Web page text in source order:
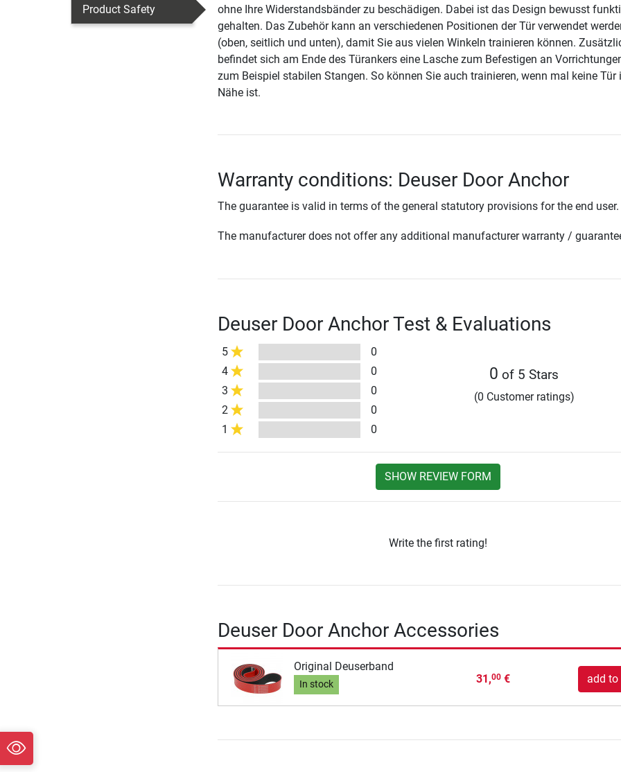
Product Safety
ohne Ihre Widerstandsbänder zu beschädigen. Dabei ist das Design bewusst
gehalten. Das Zubehör kann an verschiedenen Positionen der Tür verwendet
(oben, seitlich und unten), damit Sie aus vielen Winkeln trainieren können.
befindet sich am Ende des Türankers eine Lasche zum Befestigen an
zum Beispiel stabilen Stangen. So können Sie auch trainieren, wenn mal keine Tür
Nähe ist.
Warranty conditions: Deuser Door Anchor
The guarantee is valid in terms of the general statutory provisions for the end user.
The manufacturer does not offer any additional manufacturer warranty /
Deuser Door Anchor Test & Evaluations
5
0
4
0
3
0
2
0
1
0
0 of 5 Stars
(0 Customer ratings)
SHOW REVIEW FORM
Write the first rating!
Deuser Door Anchor Accessories
Original Deuserband
In stock 31,00€ add to